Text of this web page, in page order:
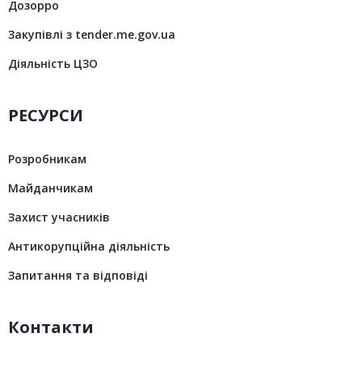
Дозорро
Закупівлі з tender.me.gov.ua
Діяльність ЦЗО
РЕСУРСИ
Розробникам
Майданчикам
Захист учасників
Антикорупційна діяльність
Запитання та відповіді
Контакти